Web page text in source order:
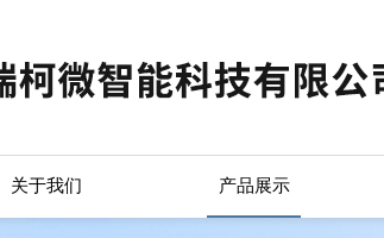
关于我们 产品展示